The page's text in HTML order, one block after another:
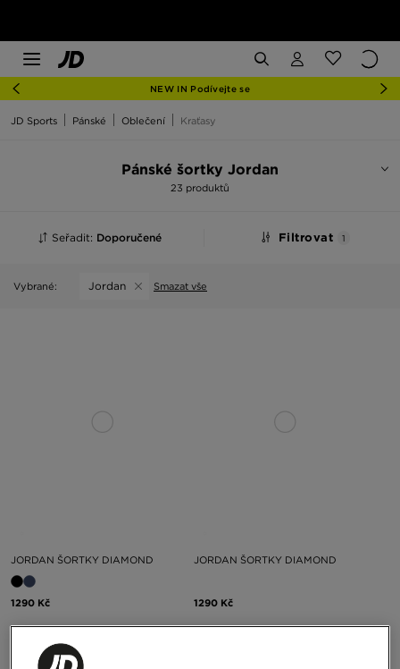
NEW IN Podívejte se
JD Sports Pánské Oblečení Kraťasy
Pánské šortky Jordan
23 produktů
Seřadit: Doporučené Filtrovat 1
Vybrané: Jordan Smazat vše
JORDAN ŠORTKY DIAMOND
1290 Kč
JORDAN ŠORTKY DIAMOND
1290 Kč